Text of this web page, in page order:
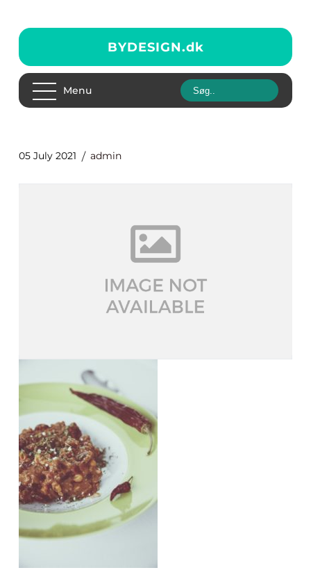
BYDESIGN.dk
Menu
05 July 2021 admin